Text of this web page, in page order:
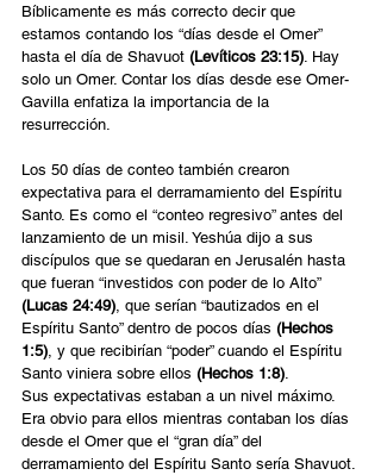
Bíblicamente es más correcto decir que
estamos contando los “días desde el Omer”
hasta el día de Shavuot (Levíticos 23:15). Hay
solo un Omer. Contar los días desde ese Omer-
Gavilla enfatiza la importancia de la
resurrección.
Los 50 días de conteo también crearon
expectativa para el derramamiento del Espíritu
Santo. Es como el “conteo regresivo” antes del
lanzamiento de un misil. Yeshúa dijo a sus
discípulos que se quedaran en Jerusalén hasta
que fueran “investidos con poder de lo Alto”
(Lucas 24:49), que serían “bautizados en el
Espíritu Santo” dentro de pocos días (Hechos
1:5), y que recibirían “poder” cuando el Espíritu
Santo viniera sobre ellos (Hechos 1:8).
Sus expectativas estaban a un nivel máximo.
Era obvio para ellos mientras contaban los días
desde el Omer que el “gran día” del
derramamiento del Espíritu Santo sería Shavuot.